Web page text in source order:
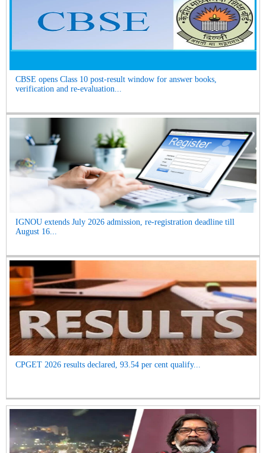
CBSE opens Class 10 post-result window for answer books,
verification and re-evaluation...
IGNOU extends July 2026 admission, re-registration deadline till
August 16...
CPGET 2026 results declared, 93.54 per cent qualify...